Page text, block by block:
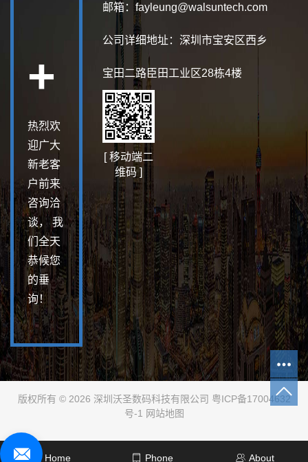
+
热烈欢
迎广大
新老客
户前来
咨询洽
谈， 我
们全天
恭候您
的垂
询！
邮箱：fayleung@walsuntech.com
公司详细地址：深圳市宝安区西乡
宝田二路臣田工业区28栋4楼
[ 移动端二
维码 ]
版权所有 © 2026 深圳沃圣数码科技有限公司 粤ICP备17004632
号-1 网站地图
技术支持：华商网络
Home Phone About